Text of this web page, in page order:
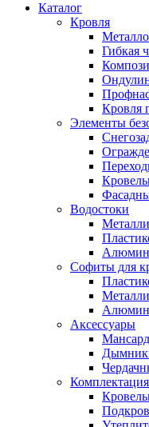
Каталог
Кровля
Гибкая
Кровля
Элементы
Водостоки
Софиты для
Аксессуары